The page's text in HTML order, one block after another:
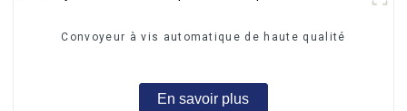
Convoyeur à vis automatique de haute qualité
En savoir plus